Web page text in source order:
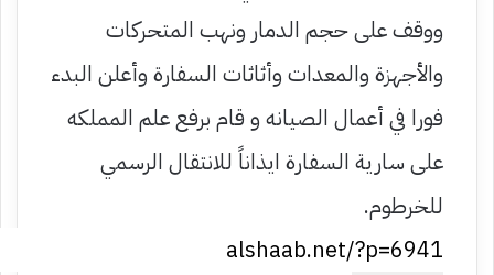
ووقف على حجم الدمار ونهب المتحركات
والأجهزة والمعدات وأثاثات السفارة وأعلن البدء
فورا في أعمال الصيانه و قام برفع علم المملكه
على سارية السفارة ايذاناً للانتقال الرسمي
للخرطوم.